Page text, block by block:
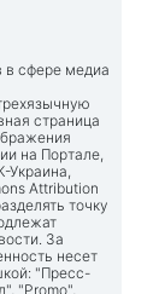
в сфере медиа
страница
на Портале,
Украина,
Attribution
точку
За
несет
"Пресс-
"Promo",